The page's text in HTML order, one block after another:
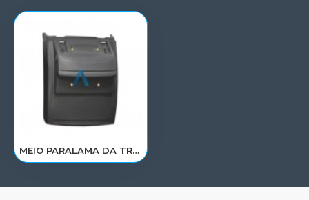
MEIO PARALAMA DA TRACAO PARTE TRAS LE MAN TGX 254069609/008599